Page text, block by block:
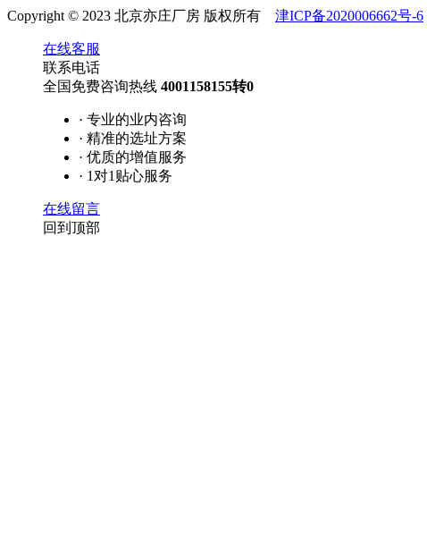
Copyright © 2023 北京亦庄厂房 版权所有 津ICP备2020006662号-6
在线客服
联系电话
全国免费咨询热线 4001158155转0
· 专业的业内咨询
· 精准的选址方案
· 优质的增值服务
· 1对1贴心服务
在线留言
回到顶部